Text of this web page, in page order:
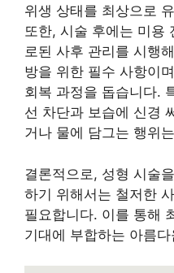
위생 상태를 최상으로
또한, 시술 후에는 미용
로된 사후 관리를 시행
방을 위한 필수 사항이
회복 과정을 돕습니다.
선 차단과 보습에 신경
거나 물에 담그는 행위
결론적으로, 성형 시술
하기 위해서는 철저한
필요합니다. 이를 통해
기대에 부합하는 아름